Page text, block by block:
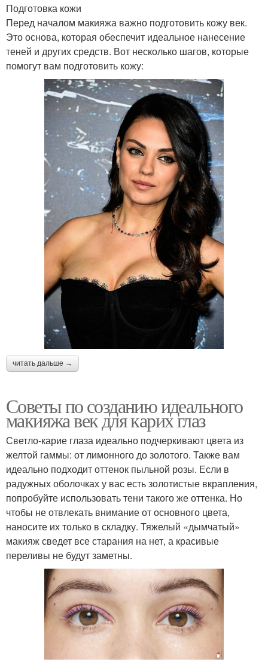
Подготовка кожи
Перед началом макияжа важно подготовить кожу век.
Это основа, которая обеспечит идеальное нанесение
теней и других средств. Вот несколько шагов, которые
помогут вам подготовить кожу:
читать дальше →
Советы по созданию идеального
макияжа век для карих глаз
Светло-карие глаза идеально подчеркивают цвета из
желтой гаммы: от лимонного до золотого. Также вам
идеально подходит оттенок пыльной розы. Если в
радужных оболочках у вас есть золотистые вкрапления,
попробуйте использовать тени такого же оттенка. Но
чтобы не отвлекать внимание от основного цвета,
наносите их только в складку. Тяжелый «дымчатый»
макияж сведет все старания на нет, а красивые
переливы не будут заметны.